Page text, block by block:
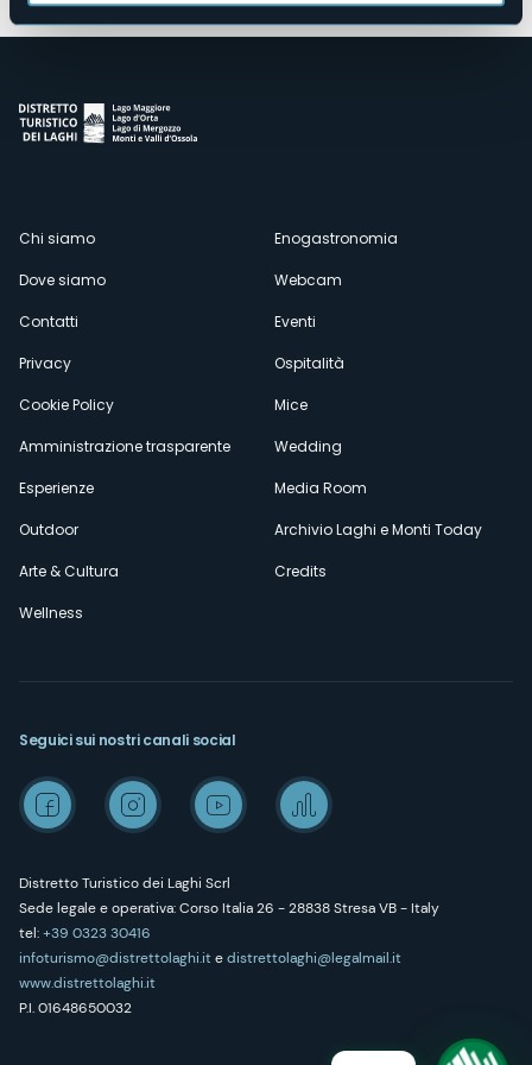
Menù
secondario
Chi siamo
Dove siamo
Contatti
Privacy
Cookie Policy
Amministrazione trasparente
Esperienze
Outdoor
Arte & Cultura
Wellness
Enogastronomia
Webcam
Eventi
Ospitalità
Mice
Wedding
Media Room
Archivio Laghi e Monti Today
Credits
Distretto Turistico dei Laghi Scrl
Sede legale e operativa: Corso Italia 26 - 28838 Stresa VB - Italy
tel:+39 0323 30416
infoturismo@distrettolaghi.itedistrettolaghi@legalmail.it
www.distrettolaghi.it
P.I. 01648650032
Seguici sui nostri canali social